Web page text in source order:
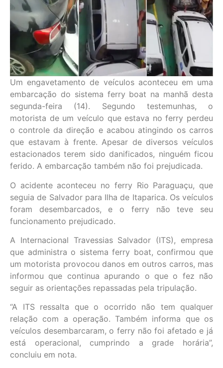
Um engavetamento de veículos aconteceu em uma
embarcação do sistema ferry boat na manhã desta
segunda-feira (14). Segundo testemunhas, o
motorista de um veículo que estava no ferry perdeu
o controle da direção e acabou atingindo os carros
que estavam à frente. Apesar de diversos veículos
estacionados terem sido danificados, ninguém ficou
ferido. A embarcação também não foi prejudicada.
O acidente aconteceu no ferry Rio Paraguaçu, que
seguia de Salvador para Ilha de Itaparica. Os veículos
foram desembarcados, e o ferry não teve seu
funcionamento prejudicado.
A Internacional Travessias Salvador (ITS), empresa
que administra o sistema ferry boat, confirmou que
um motorista provocou danos em outros carros, mas
informou que continua apurando o que o fez não
seguir as orientações repassadas pela tripulação.
“A ITS ressalta que o ocorrido não tem qualquer
relação com a operação. Também informa que os
veículos desembarcaram, o ferry não foi afetado e já
está operacional, cumprindo a grade horária”,
concluiu em nota.